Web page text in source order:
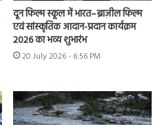
दून फिल्म स्कूल में भारत–ब्राज़ील फिल्म
एवं सांस्कृतिक आदान-प्रदान कार्यक्रम
2026 का भव्य शुभारंभ
20 July 2026 - 6:56 PM